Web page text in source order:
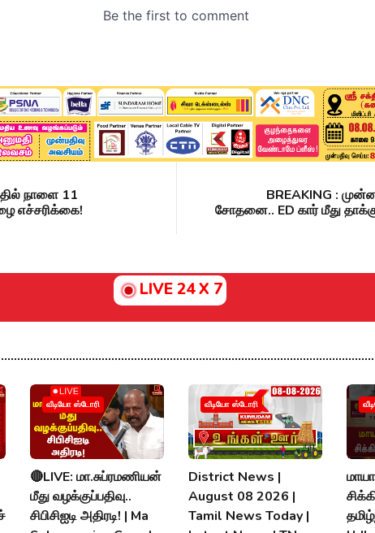
நாளை 11
எச்சரிக்கை!
BREAKING :
சோதனை.. ED கார் மீது
LIVE 24 X 7
வீடியோ ஸ்டோரி
🔴LIVE: மா.சுப்ரமணியன்
மீது வழக்குப்பதிவு..
சிபிசிஐடி அதிரடி! | Ma
வீடியோ ஸ்டோரி
District News |
August 08 2026 |
Tamil News Today |